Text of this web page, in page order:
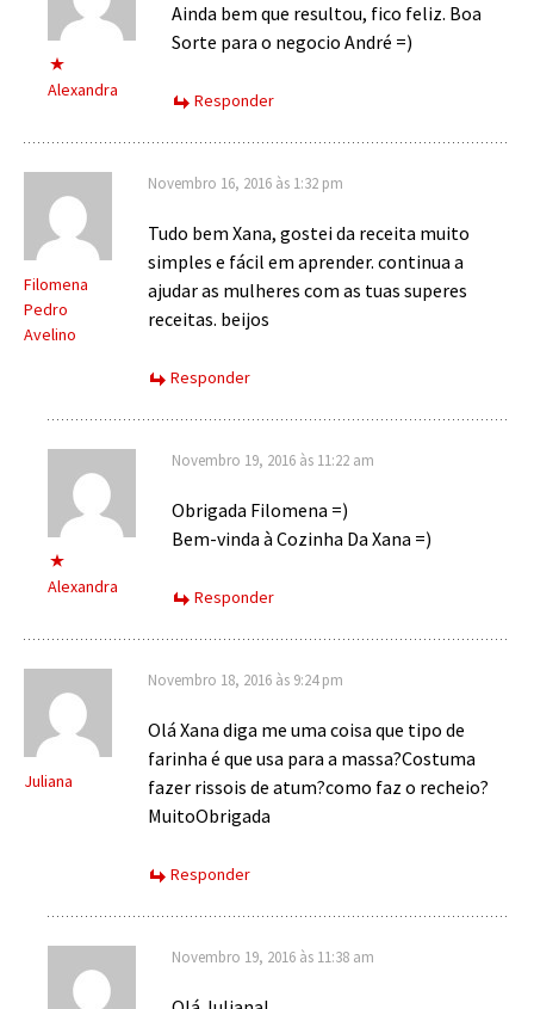
Alexandra
Ainda bem que resultou, fico feliz. Boa
Sorte para o negocio André =)
Responder
Filomena
Pedro
Avelino
Novembro 16, 2016 às 1:32 pm
Tudo bem Xana, gostei da receita muito
simples e fácil em aprender. continua a
ajudar as mulheres com as tuas superes
receitas. beijos
Responder
Alexandra
Novembro 19, 2016 às 11:22 am
Obrigada Filomena =)
Bem-vinda à Cozinha Da Xana =)
Responder
Juliana
Novembro 18, 2016 às 9:24 pm
Olá Xana diga me uma coisa que tipo de
farinha é que usa para a massa?Costuma
fazer rissois de atum?como faz o recheio?
MuitoObrigada
Responder
Novembro 19, 2016 às 11:38 am